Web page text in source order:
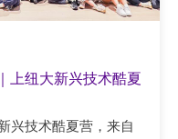
上纽大新兴技术酷夏
兴技术酷夏营，来自